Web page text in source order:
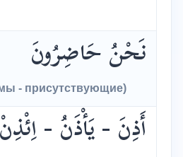
نَحْنُ حَاضِرُونَ
- присутствующие)
أَذِنَ - يَأْذَنُ -